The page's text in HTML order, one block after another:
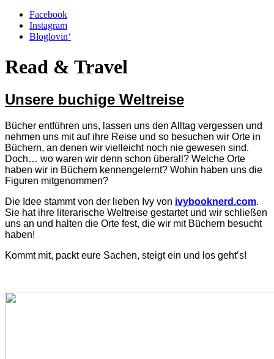
Facebook
Instagram
Bloglovin‘
Read & Travel
Unsere buchige Weltreise
Bücher entführen uns, lassen uns den Alltag vergessen und
nehmen uns mit auf ihre Reise und so besuchen wir Orte in
Büchern, an denen wir vielleicht noch nie gewesen sind.
Doch… wo waren wir denn schon überall? Welche Orte
haben wir in Büchern kennengelernt? Wohin haben uns die
Figuren mitgenommen?
Die Idee stammt von der lieben Ivy von ivybooknerd.com.
Sie hat ihre literarische Weltreise gestartet und wir schließen
uns an und halten die Orte fest, die wir mit Büchern besucht
haben!
Kommt mit, packt eure Sachen, steigt ein und los geht’s!